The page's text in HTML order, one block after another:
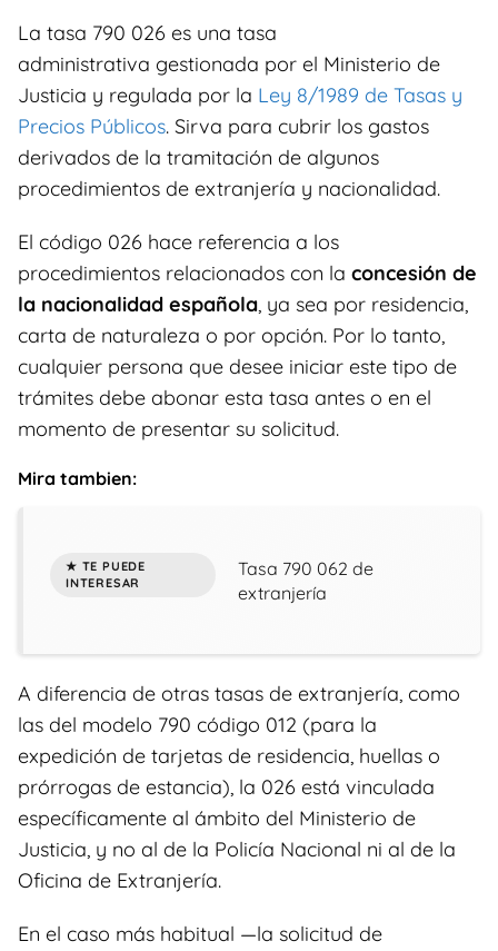
La tasa 790 026 es una tasa
administrativa gestionada por el Ministerio de
Justicia y regulada por la Ley 8/1989 de Tasas y
Precios Públicos. Sirva para cubrir los gastos
derivados de la tramitación de algunos
procedimientos de extranjería y nacionalidad.
El código 026 hace referencia a los
procedimientos relacionados con la concesión de
la nacionalidad española, ya sea por residencia,
carta de naturaleza o por opción. Por lo tanto,
cualquier persona que desee iniciar este tipo de
trámites debe abonar esta tasa antes o en el
momento de presentar su solicitud.
Mira tambien:
Tasa 790 062 de
extranjería
A diferencia de otras tasas de extranjería, como
las del modelo 790 código 012 (para la
expedición de tarjetas de residencia, huellas o
prórrogas de estancia), la 026 está vinculada
específicamente al ámbito del Ministerio de
Justicia, y no al de la Policía Nacional ni al de la
Oficina de Extranjería.
En el caso más habitual —la solicitud de